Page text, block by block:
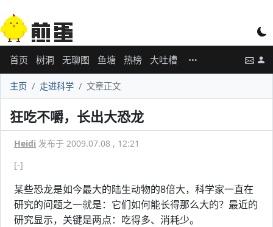
首页 树洞 无聊图 鱼塘 热榜 大吐槽
主页 走进科学 文章正文
狂吃不嚼，长出大恐龙
Heidi 发布于 2009.07.08 , 12:21
[-]
某些恐龙是如今最大的陆生动物的8倍大，科学家一直在
研究的问题之一就是：它们如何能长得那么大的？最近的
研究显示，关键是两点：吃得多、消耗少。